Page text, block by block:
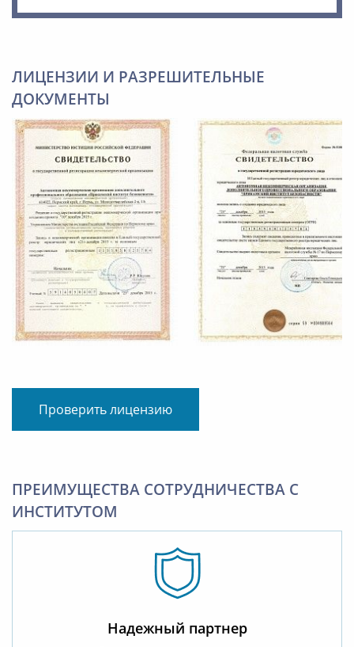
ЛИЦЕНЗИИ И РАЗРЕШИТЕЛЬНЫЕ
ДОКУМЕНТЫ
Проверить лицензию
ПРЕИМУЩЕСТВА СОТРУДНИЧЕСТВА С
ИНСТИТУТОМ
Надежный партнер